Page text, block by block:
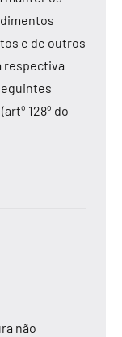
e de outros
respectiva
128º do
não